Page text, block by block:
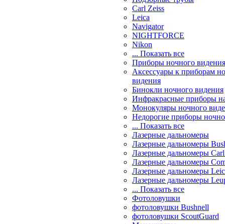
Carl Zeiss
Leica
Navigator
NIGHTFORCE
Nikon
... Показать все
Приборы ночного видения
Аксессуары к приборам
видения
Бинокли ночного видения
Инфракрасные приборы
Монокуляры ночного
Недорогие приборы
... Показать все
Лазерные дальномеры
Лазерные дальномеры
Лазерные дальномеры
Лазерные дальномеры
Лазерные дальномеры
Лазерные дальномеры
... Показать все
Фотоловушки
фотоловушки Bushnell
фотоловушки ScoutGuard